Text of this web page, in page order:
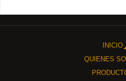
INICIO
QUIENES